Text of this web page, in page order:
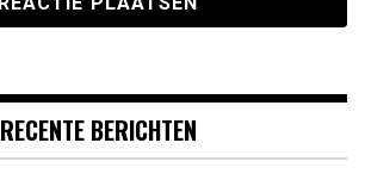
RECENTE BERICHTEN